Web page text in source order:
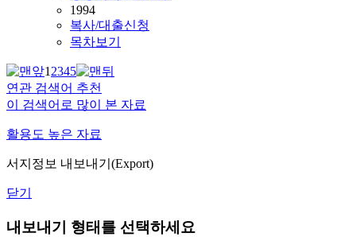
1994
복사/대출신청
목차보기
12345
연관 검색어 추천
이 검색어로 많이 본 자료
활용도 높은 자료
서지정보 내보내기(Export)
닫기
내보내기 형태를 선택하세요